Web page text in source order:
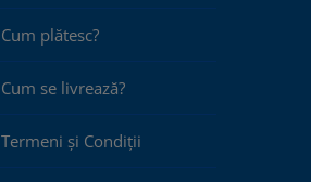
Cum plătesc?
Cum se livrează?
Termeni și Condiții